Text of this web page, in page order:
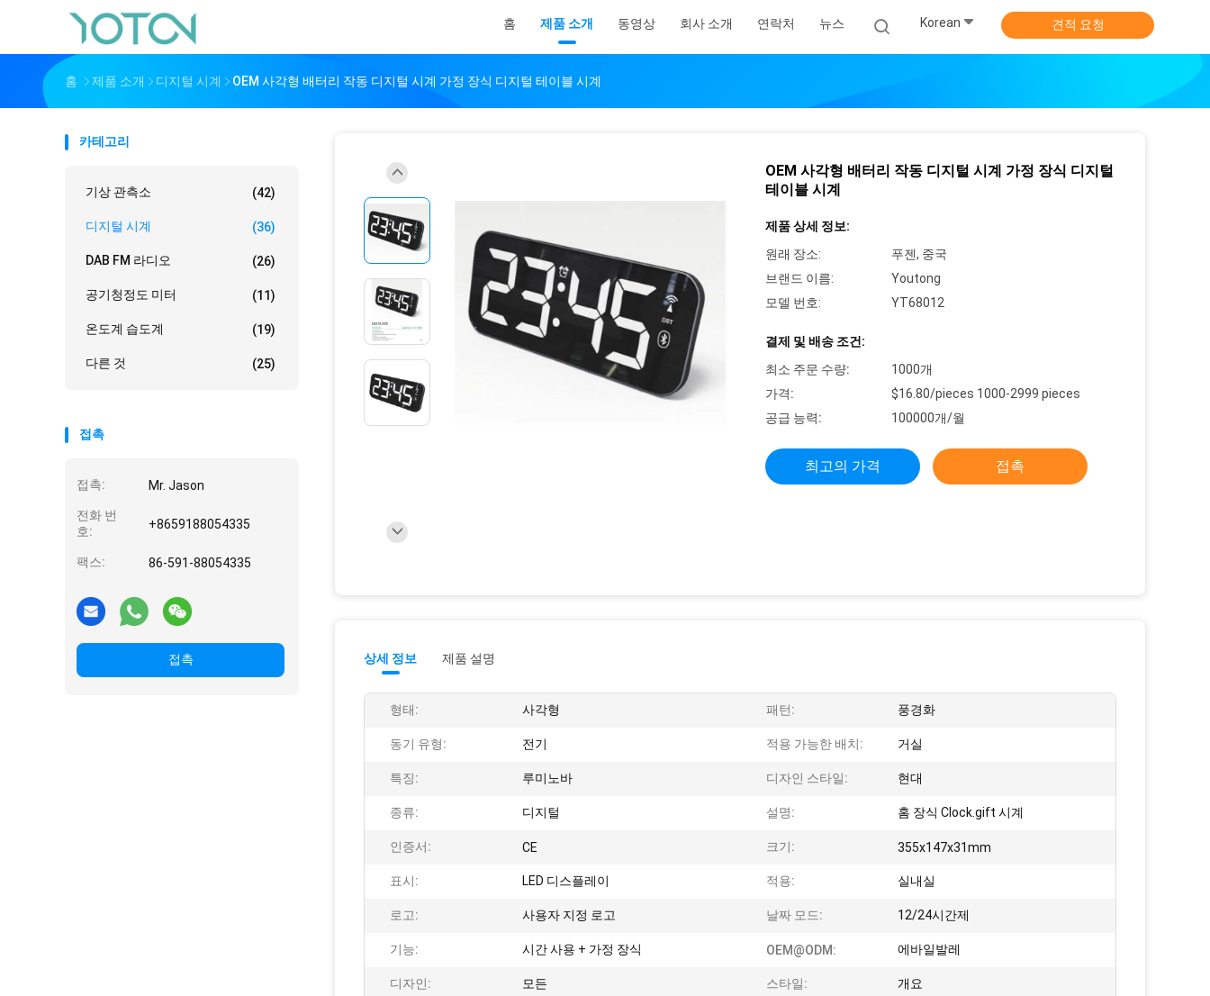
홈 제품 소개 동영상 회사 소개 연락처 뉴스 Korean 견적 요청
홈 제품 소개 디지털 시계 OEM 사각형 배터리 작동 디지털 시계 가정 장식 디지털 테이블 시계
카테고리
기상 관측소 (42)
디지털 시계 (36)
DAB FM 라디오 (26)
공기청정도 미터 (11)
온도계 습도계 (19)
다른 것 (25)
접촉
접촉: Mr. Jason
전화 번
호:
+8659188054335
팩스: 86-591-88054335
접촉
OEM 사각형 배터리 작동 디지털 시계 가정 장식 디지털
테이블 시계
제품 상세 정보:
원래 장소:
푸젠, 중국
브랜드 이름:
Youtong
모델 번호:
YT68012
결제 및 배송 조건:
최소 주문 수량:
1000개
가격:
$16.80/pieces 1000-2999 pieces
공급 능력:
100000개/월
최고의 가격 접촉
상세 정보 제품 설명
형태: 사각형 패턴: 풍경화
동기 유형: 전기 적용 가능한 배치: 거실
특징: 루미노바 디자인 스타일: 현대
종류: 디지털 설명: 홈 장식 Clock.gift 시계
인증서: CE 크기: 355x147x31mm
표시: LED 디스플레이 적용: 실내실
로고: 사용자 지정 로고 날짜 모드: 12/24시간제
기능: 시간 사용 + 가정 장식 OEM@ODM: 에바일발레
디자인: 모든 스타일: 개요